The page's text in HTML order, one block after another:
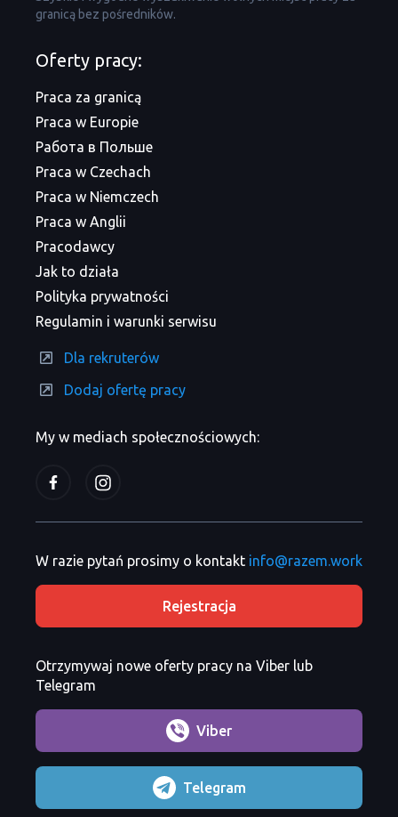
granicą bez pośredników.
My w mediach społecznościowych:
Oferty pracy:
Praca za granicą
Praca w Europie
Работа в Польше
Praca w Czechach
Praca w Niemczech
Praca w Anglii
Pracodawcy
Jak to działa
Polityka prywatności
Regulamin i warunki serwisu
Dla rekruterów
Dodaj ofertę pracy
W razie pytań prosimy o kontakt info@razem.work
Rejestracja
Otrzymywaj nowe oferty pracy na Viber lub
Telegram
Viber
Telegram